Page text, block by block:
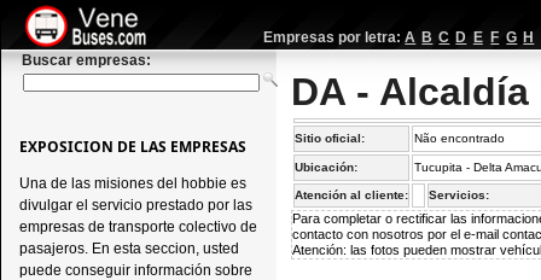
Empresas por letra: A B C D E F G H
Buscar empresas:
DA -
Sitio oficial: Não encontrado
Ubicación: Tucupita - Delta
Atención al cliente: Servicios:
Para completar o rectificar las
contacto con nosotros por el e-mail
Atención: las fotos pueden mostrar
EXPOSICION DE LAS EMPRESAS
Una de las misiones del hobbie es
divulgar el servicio prestado por las
empresas de transporte colectivo de
pasajeros. En esta seccion, usted
puede conseguir información sobre